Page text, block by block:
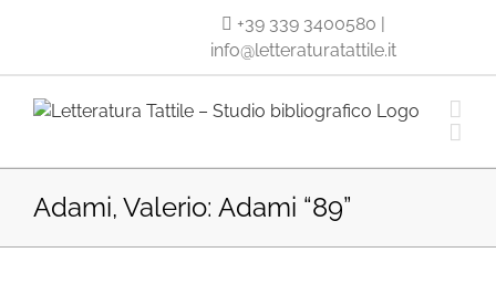
+39 339 3400580 |
info@letteraturatattile.it
Adami, Valerio: Adami “89”